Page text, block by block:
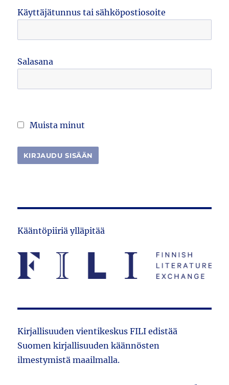
Käyttäjätunnus tai sähköpostiosoite
Salasana
Muista minut
Kääntöpiiriä ylläpitää
Kirjallisuuden vientikeskus FILI edistää
Suomen kirjallisuuden käännösten
ilmestymistä maailmalla.